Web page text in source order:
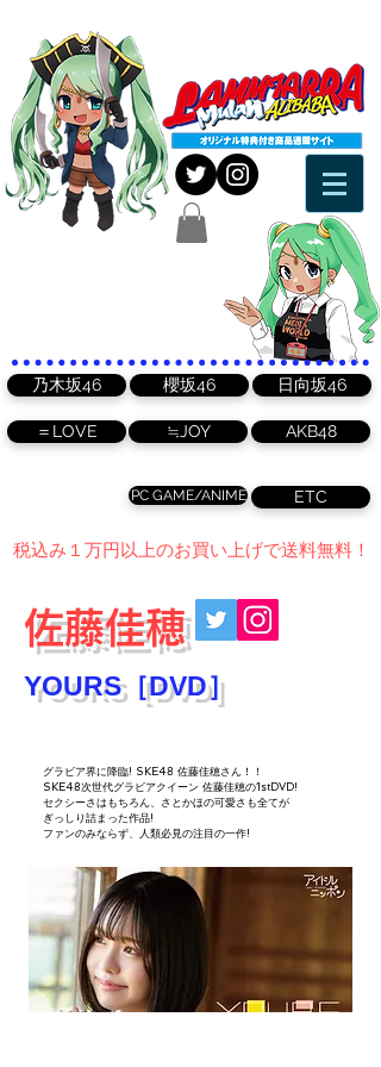
乃木坂46 櫻坂46 日向坂46
＝LOVE AKB48
≒JOY
PC GAME/ANIME ETC
​税込み１万円以上のお買い上げで送料無料！
佐藤佳穂
YOURS［DVD］
グラビア界に降臨! SKE48 佐藤佳穂さん！！
SKE48次世代グラビアクイーン 佐藤佳穂の1stDVD!
セクシーさはもちろん、さとかほの可愛さも全てが
ぎっしり詰まった作品!
ファンのみならず、人類必見の注目の一作!